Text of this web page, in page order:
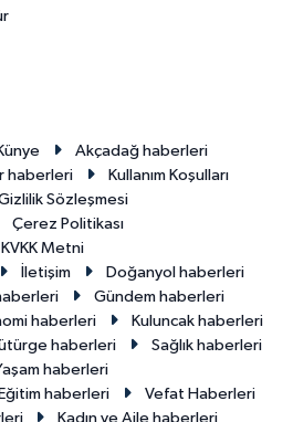
Akçadağ haberleri
haberleri
Kullanım Koşulları
Sözleşmesi
Çerez Politikası
KVKK Metni
İletişim
Doğanyol haberleri
Gündem haberleri
haberleri
Kuluncak haberleri
haberleri
Sağlık haberleri
haberleri
Eğitim haberleri
Vefat Haberleri
Kadın ve Aile haberleri